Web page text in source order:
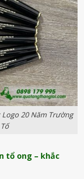
Logo 20 Năm Trường
tổ ong – khắc